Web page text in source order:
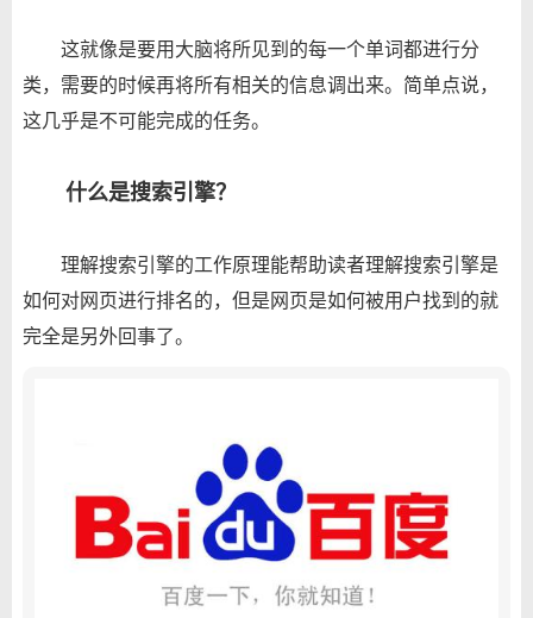
这就像是要用大脑将所见到的每一个单词都进行分
类，需要的时候再将所有相关的信息调出来。简单点说，
这几乎是不可能完成的任务。
什么是搜索引擎？
理解搜索引擎的工作原理能帮助读者理解搜索引擎是
如何对网页进行排名的，但是网页是如何被用户找到的就
完全是另外回事了。